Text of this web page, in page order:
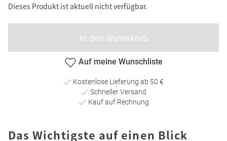
Dieses Produkt ist aktuell nicht verfügbar.
In den Warenkorb
Auf meine Wunschliste
Kostenlose Lieferung ab 50 €
Schneller Versand
Kauf auf Rechnung
Das Wichtigste auf einen Blick